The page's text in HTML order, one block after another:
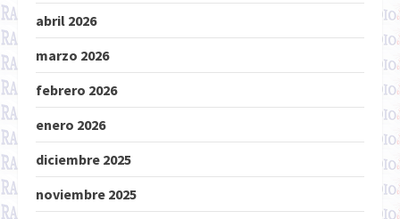
abril 2026
marzo 2026
febrero 2026
enero 2026
diciembre 2025
noviembre 2025